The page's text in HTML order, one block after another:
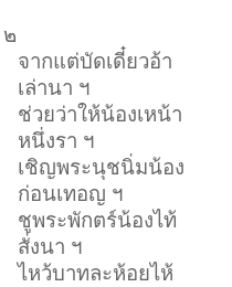
๒
จากแต่บัดเดี๋ยวอ้า
เล่านา ฯ
ช่วยว่าให้น้องเหน้า
หนึ่งรา ฯ
เชิญพระนุชนิ่มน้อง
ก่อนเทอญ ฯ
ชูพระพักตร์น้องไท้
สั่งนา ฯ
ไหว้บาทละห้อยไห้